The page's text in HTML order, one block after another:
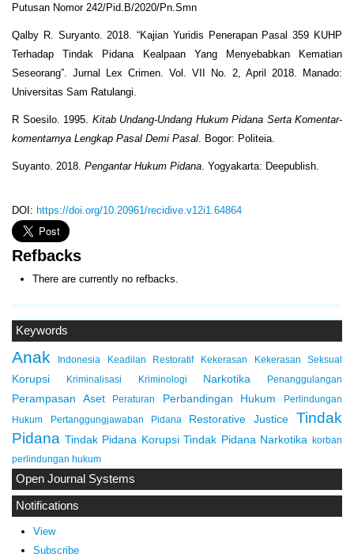
Keywords
Anak Indonesia Keadilan Restoratif Kekerasan Kekerasan Seksual
Korupsi Kriminalisasi Kriminologi Narkotika Penanggulangan
Perampasan Aset Peraturan Perbandingan Hukum
Perlindungan
Hukum
Pertanggungjawaban Pidana Restorative Justice
Tindak
Pidana Tindak Pidana Korupsi Tindak Pidana Narkotika korban
perlindungan hukum
Open Journal Systems
Notifications
View
Subscribe
Putusan Nomor 242/Pid.B/2020/Pn.Smn
Qalby R. Suryanto. 2018. “Kajian Yuridis Penerapan Pasal 359 KUHP
Terhadap Tindak Pidana Kealpaan Yang Menyebabkan Kematian
Seseorang”. Jurnal Lex Crimen. Vol. VII No. 2, April 2018. Manado:
Universitas Sam Ratulangi.
R Soesilo. 1995. Kitab Undang-Undang Hukum Pidana Serta Komentar-
komentarnya Lengkap Pasal Demi Pasal . Bogor: Politeia.
Suyanto. 2018. Pengantar Hukum Pidana . Yogyakarta: Deepublish.
DOI: https://doi.org/10.20961/recidive.v12i1.64864
Refbacks
There are currently no refbacks.